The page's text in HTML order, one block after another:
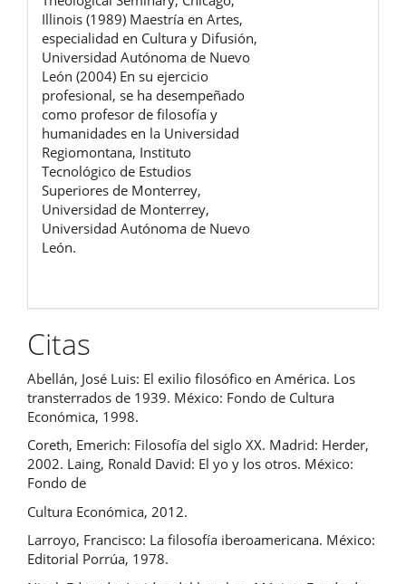
Illinois (1989) Maestría en Artes,
especialidad en Cultura y Difusión,
Universidad Autónoma de Nuevo
León (2004) En su ejercicio
profesional, se ha desempeñado
como profesor de filosofía y
humanidades en la Universidad
Regiomontana, Instituto
Tecnológico de Estudios
Superiores de Monterrey,
Universidad de Monterrey,
Universidad Autónoma de Nuevo
León.
Citas
Abellán, José Luis: El exilio filosófico en América. Los
transterrados de 1939. México: Fondo de Cultura
Económica, 1998.
Coreth, Emerich: Filosofía del siglo XX. Madrid: Herder,
2002. Laing, Ronald David: El yo y los otros. México:
Fondo de
Cultura Económica, 2012.
Larroyo, Francisco: La filosofía iberoamericana. México:
Editorial Porrúa, 1978.